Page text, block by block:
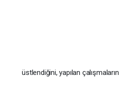
üstlendiğini, yapılan